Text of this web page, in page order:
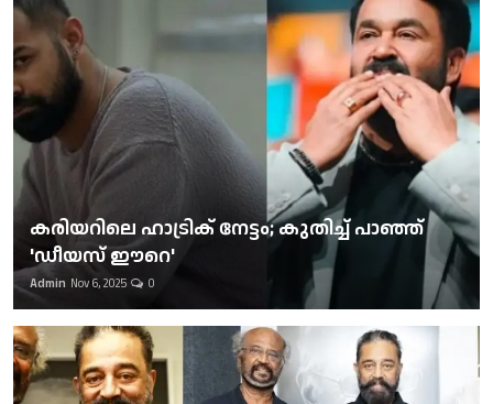
കരിയറിലെ ഹാട്രിക് നേട്ടം; കുതിച്ച് പാഞ്ഞ്
'ഡീയസ് ഈറെ'
Admin Nov 6, 2025 0